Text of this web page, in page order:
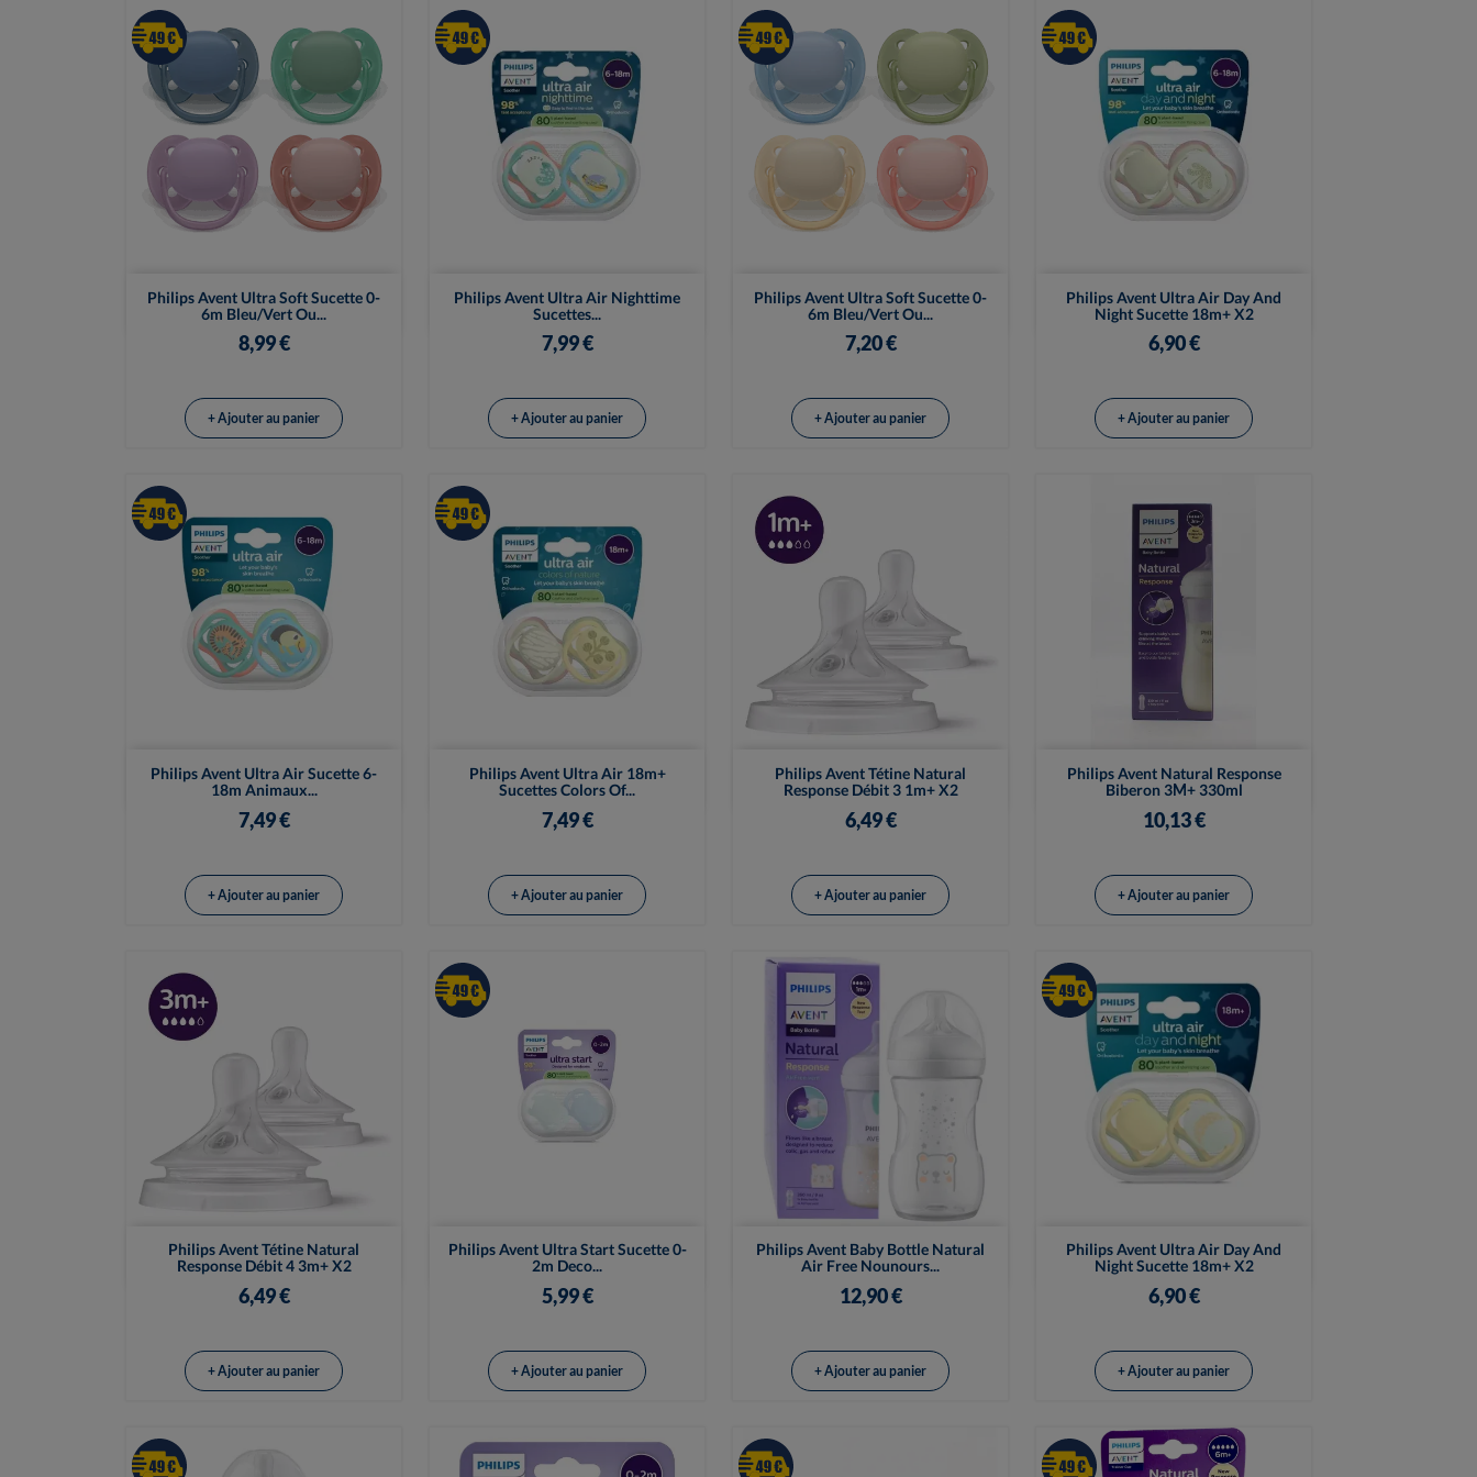
Philips Avent Ultra Soft Sucette 0-
6m Bleu/Vert Ou...
8,99 €
Vue rapide
+ Ajouter au panier
Philips Avent Ultra Air Nighttime
Sucettes...
7,99 €
Vue rapide
+ Ajouter au panier
Philips Avent Ultra Soft Sucette 0-
6m Bleu/Vert Ou...
7,20 €
Vue rapide
+ Ajouter au panier
Philips Avent Ultra Air Day And
Night Sucette 18m+ X2
6,90 €
Vue rapide
+ Ajouter au panier
Philips Avent Ultra Air Sucette 6-
18m Animaux...
7,49 €
Vue rapide
+ Ajouter au panier
Philips Avent Ultra Air 18m+
Sucettes Colors Of...
7,49 €
Vue rapide
+ Ajouter au panier
Philips Avent Tétine Natural
Response Débit 3 1m+ X2
6,49 €
Vue rapide
+ Ajouter au panier
Philips Avent Natural Response
Biberon 3M+ 330ml
10,13 €
Vue rapide
+ Ajouter au panier
Philips Avent Tétine Natural
Response Débit 4 3m+ X2
6,49 €
Vue rapide
+ Ajouter au panier
Philips Avent Ultra Start Sucette 0-
2m Deco...
5,99 €
Vue rapide
+ Ajouter au panier
Philips Avent Baby Bottle Natural
Air Free Nounours...
12,90 €
Vue rapide
+ Ajouter au panier
Philips Avent Ultra Air Day And
Night Sucette 18m+ X2
6,90 €
Vue rapide
+ Ajouter au panier